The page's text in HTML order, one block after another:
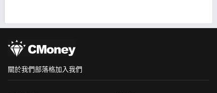
關於我們部落格加入我們